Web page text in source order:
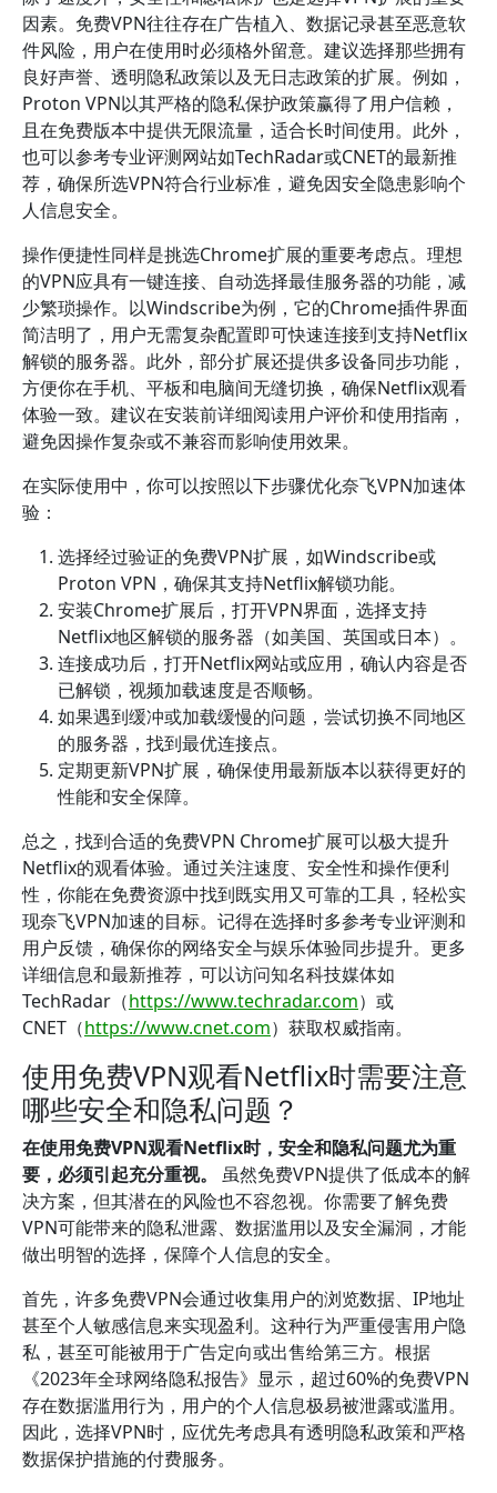
因素。免费VPN往往存在广告植入、数据记录甚至恶意软
件风险，用户在使用时必须格外留意。建议选择那些拥有
良好声誉、透明隐私政策以及无日志政策的扩展。例如，
Proton VPN以其严格的隐私保护政策赢得了用户信赖，
且在免费版本中提供无限流量，适合长时间使用。此外，
也可以参考专业评测网站如TechRadar或CNET的最新推
荐，确保所选VPN符合行业标准，避免因安全隐患影响个
人信息安全。
操作便捷性同样是挑选Chrome扩展的重要考虑点。理想
的VPN应具有一键连接、自动选择最佳服务器的功能，减
少繁琐操作。以Windscribe为例，它的Chrome插件界面
简洁明了，用户无需复杂配置即可快速连接到支持Netflix
解锁的服务器。此外，部分扩展还提供多设备同步功能，
方便你在手机、平板和电脑间无缝切换，确保Netflix观看
体验一致。建议在安装前详细阅读用户评价和使用指南，
避免因操作复杂或不兼容而影响使用效果。
在实际使用中，你可以按照以下步骤优化奈飞VPN加速体
验：
选择经过验证的免费VPN扩展，如Windscribe或
Proton VPN，确保其支持Netflix解锁功能。
安装Chrome扩展后，打开VPN界面，选择支持
Netflix地区解锁的服务器（如美国、英国或日本）。
连接成功后，打开Netflix网站或应用，确认内容是否
已解锁，视频加载速度是否顺畅。
如果遇到缓冲或加载缓慢的问题，尝试切换不同地区
的服务器，找到最优连接点。
定期更新VPN扩展，确保使用最新版本以获得更好的
性能和安全保障。
总之，找到合适的免费VPN Chrome扩展可以极大提升
Netflix的观看体验。通过关注速度、安全性和操作便利
性，你能在免费资源中找到既实用又可靠的工具，轻松实
现奈飞VPN加速的目标。记得在选择时多参考专业评测和
用户反馈，确保你的网络安全与娱乐体验同步提升。更多
详细信息和最新推荐，可以访问知名科技媒体如
TechRadar（https://www.techradar.com）或
CNET（https://www.cnet.com）获取权威指南。
使用免费VPN观看Netflix时需要注意
哪些安全和隐私问题？
在使用免费VPN观看Netflix时，安全和隐私问题尤为重
要，必须引起充分重视。
虽然免费VPN提供了低成本的解
决方案，但其潜在的风险也不容忽视。你需要了解免费
VPN可能带来的隐私泄露、数据滥用以及安全漏洞，才能
做出明智的选择，保障个人信息的安全。
首先，许多免费VPN会通过收集用户的浏览数据、IP地址
甚至个人敏感信息来实现盈利。这种行为严重侵害用户隐
私，甚至可能被用于广告定向或出售给第三方。根据
《2023年全球网络隐私报告》显示，超过60%的免费VPN
存在数据滥用行为，用户的个人信息极易被泄露或滥用。
因此，选择VPN时，应优先考虑具有透明隐私政策和严格
数据保护措施的付费服务。